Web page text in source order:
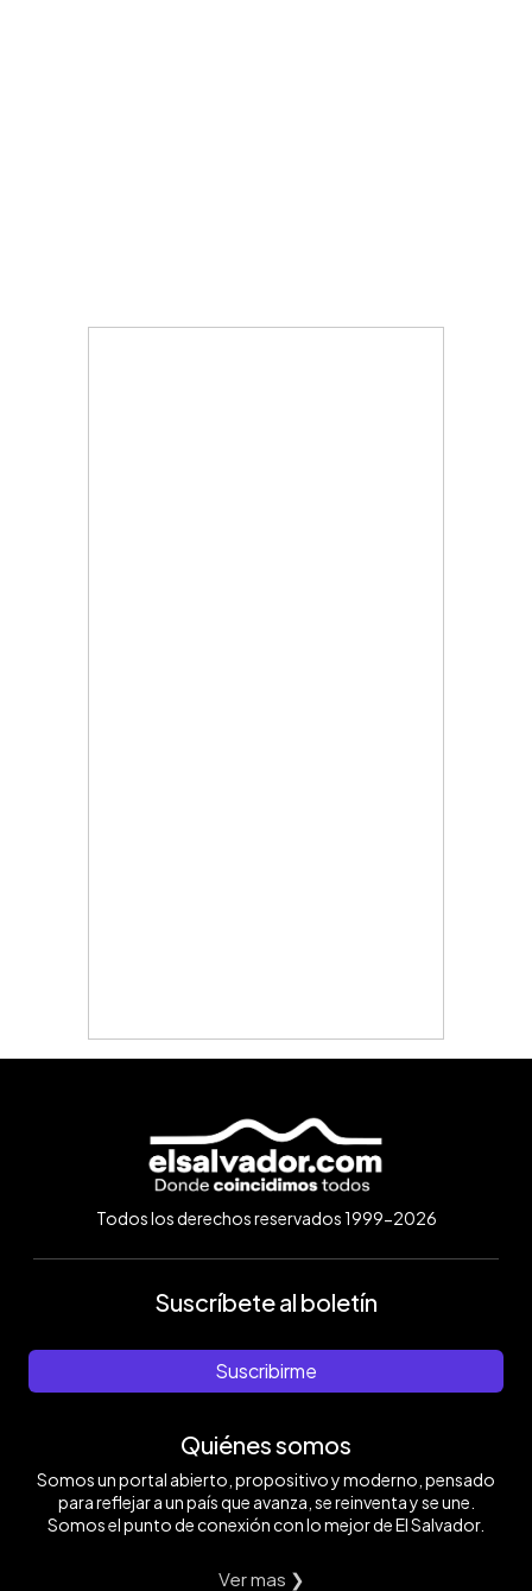
Todos los derechos reservados 1999-2026
Suscríbete al boletín
Suscribirme
Quiénes somos
Somos un portal abierto, propositivo y moderno, pensado
para reflejar a un país que avanza, se reinventa y se une.
Somos el punto de conexión con lo mejor de El Salvador.
Ver mas ❯